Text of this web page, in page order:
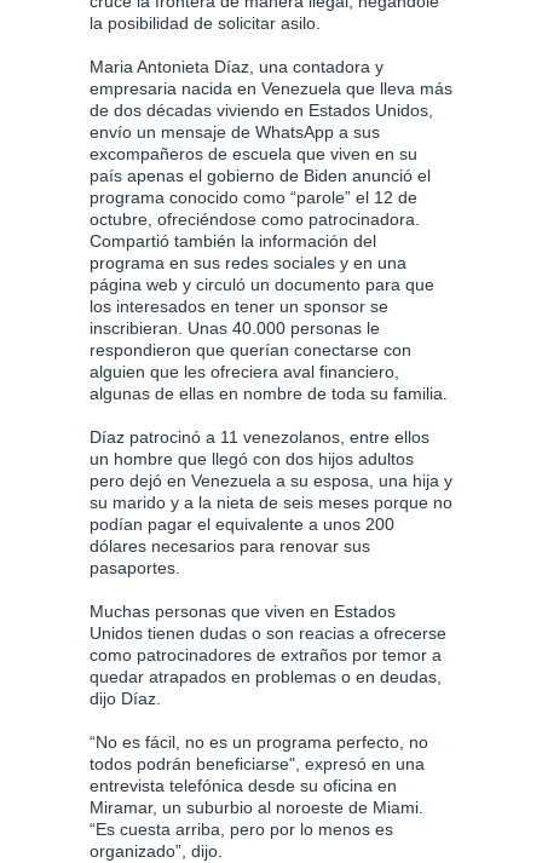
la posibilidad de solicitar asilo.
Maria Antonieta Díaz, una contadora y
empresaria nacida en Venezuela que lleva más
de dos décadas viviendo en Estados Unidos,
envío un mensaje de WhatsApp a sus
excompañeros de escuela que viven en su
país apenas el gobierno de Biden anunció el
programa conocido como “parole” el 12 de
octubre, ofreciéndose como patrocinadora.
Compartió también la información del
programa en sus redes sociales y en una
página web y circuló un documento para que
los interesados en tener un sponsor se
inscribieran. Unas 40.000 personas le
respondieron que querían conectarse con
alguien que les ofreciera aval financiero,
algunas de ellas en nombre de toda su familia.
Díaz patrocinó a 11 venezolanos, entre ellos
un hombre que llegó con dos hijos adultos
pero dejó en Venezuela a su esposa, una hija y
su marido y a la nieta de seis meses porque no
podían pagar el equivalente a unos 200
dólares necesarios para renovar sus
pasaportes.
Muchas personas que viven en Estados
Unidos tienen dudas o son reacias a ofrecerse
como patrocinadores de extraños por temor a
quedar atrapados en problemas o en deudas,
dijo Díaz.
“No es fácil, no es un programa perfecto, no
todos podrán beneficiarse", expresó en una
entrevista telefónica desde su oficina en
Miramar, un suburbio al noroeste de Miami.
“Es cuesta arriba, pero por lo menos es
organizado”, dijo.